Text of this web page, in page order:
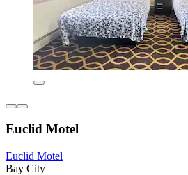
Euclid Motel
Euclid Motel
Bay City